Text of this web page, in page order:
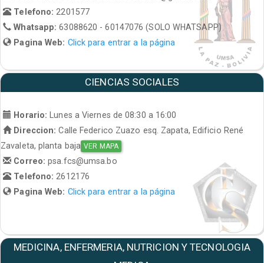
Telefono: 2201577
Whatsapp:63088620 - 60147076 (SOLO WHATSAPP)
Pagina Web: Click para entrar a la página
CIENCIAS SOCIALES
Horario:
Lunes a Viernes de 08:30 a 16:00
Direccion: Calle Federico Zuazo esq. Zapata, Edificio René
Zavaleta, planta baja VER MAPA
Correo:psa.fcs@umsa.bo
Telefono: 2612176
Pagina Web: Click para entrar a la página
MEDICINA, ENFERMERIA, NUTRICION Y TECNOLOGIA